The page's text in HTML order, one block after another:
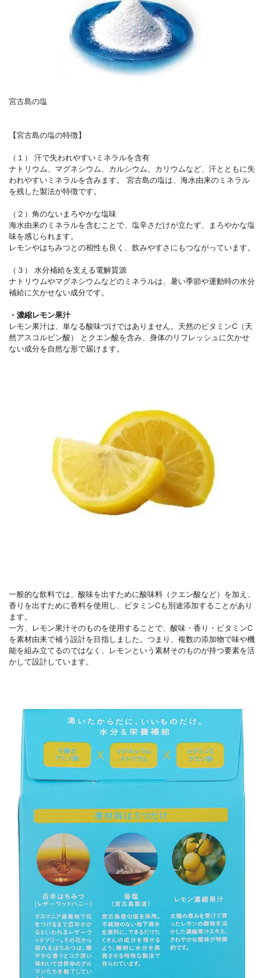
宮古島の塩
【宮古島の塩の特徴】
（１） 汗で失われやすいミネラルを含有
ナトリウム、マグネシウム、カルシウム、カリウムなど、汗とともに失
われやすいミネラルを含みます。 宮古島の塩は、海水由来のミネラル
を残した製法が特徴です。
（２）角のないまろやかな塩味
海水由来のミネラルを含むことで、塩辛さだけが立たず、まろやかな塩
味を感じられます。
レモンやはちみつとの相性も良く、飲みやすさにもつながっています。
（３） 水分補給を支える電解質源
ナトリウムやマグネシウムなどのミネラルは、暑い季節や運動時の水分
補給に欠かせない成分です。
・濃縮レモン果汁
レモン果汁は、単なる酸味づけではありません。天然のビタミンC（天
然アスコルビン酸） とクエン酸を含み、身体のリフレッシュに欠かせ
ない成分を自然な形で届けます。
一般的な飲料では、酸味を出すために酸味料（クエン酸など）を加え、
香りを出すために香料を使用し、ビタミンCも別途添加することがあり
ます。
一方、レモン果汁そのものを使用することで、酸味・香り・ビタミンC
を素材由来で補う設計を目指しました。つまり、複数の添加物で味や機
能を組み立てるのではなく、レモンという素材そのものが持つ要素を活
かして設計しています。